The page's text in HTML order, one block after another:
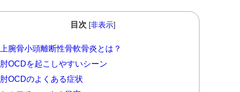
目次 [非表示]
上腕骨小頭離断性骨軟骨炎とは？
肘OCDを起こしやすいシーン
肘OCDのよくある症状